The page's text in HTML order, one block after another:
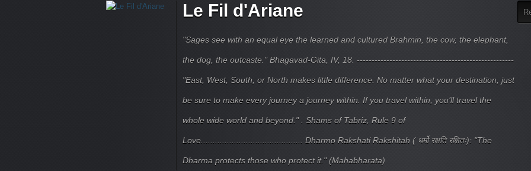
Le Fil d'Ariane
"Sages see with an equal eye the learned and cultured Brahmin, the cow, the elephant,
the dog, the outcaste." Bhagavad-Gita, IV, 18. -----------------------------------------------------
"East, West, South, or North makes little difference. No matter what your destination, just
be sure to make every journey a journey within. If you travel within, you’ll travel the
whole wide world and beyond." . Shams of Tabriz, Rule 9 of
Love........................................... Dharmo Rakshati Rakshitah ( धर्मो रक्षति रक्षितः): "The
Dharma protects those who protect it." (Mahabharata)